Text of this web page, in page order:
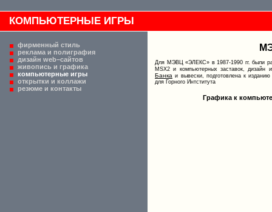
КОМПЬЮТЕРНЫЕ ИГРЫ
фирменный стиль
реклама и полиграфия
дизайн web–сайтов
живопись и графика
компьютерные игры
открытки и коллажи
резюме и контакты
Для МЭВЦ «ЭЛЕКС» в 1987-1990 гг. были
MSX2 и компьютерных заставок, дизайн
Банка и вывески, подготовлена к
для Горного Интститута
Графика к